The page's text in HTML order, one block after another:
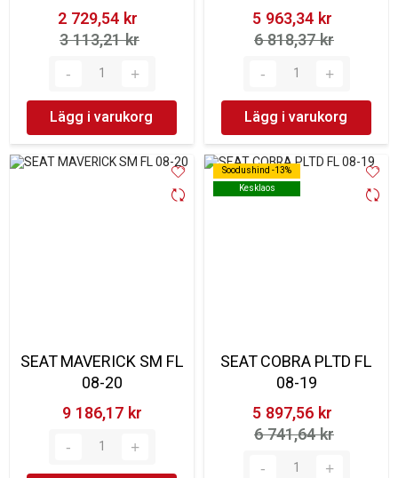
2 729,54 kr‎
3 113,21 kr‎
Lägg i varukorg
5 963,34 kr‎
6 818,37 kr‎
Lägg i varukorg
SEAT MAVERICK SM FL
08-20
9 186,17 kr‎
Soodushind -13%
Kesklaos
Soodushind -13%
Kesklaos
SEAT COBRA PLTD FL
08-19
5 897,56 kr‎
6 741,64 kr‎